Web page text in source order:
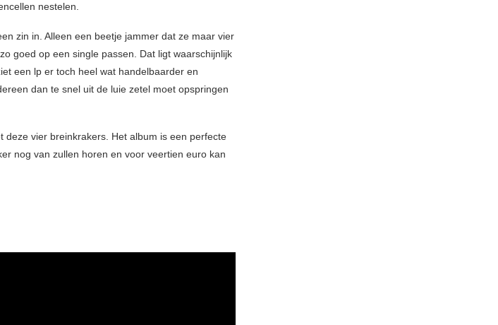
nestelen.
zin in. Alleen een beetje jammer dat ze maar vier
goed op een single passen. Dat ligt waarschijnlijk
een lp er toch heel wat handelbaarder en
dan te snel uit de luie zetel moet opspringen
deze vier breinkrakers. Het album is een perfecte
nog van zullen horen en voor veertien euro kan